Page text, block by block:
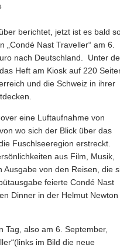
berichtet, jetzt ist es bald
„Condé Nast Traveller“ am 6.
nach Deutschland. Unter
Heft am Kiosk auf 220
und die Schweiz in ihrer
eine Luftaufnahme von
wo sich der Blick über das
Fuschlseeregion erstreckt.
aus Film, Musik,
von den Reisen, die
feierte Condé Nast
Dinner in der Helmut Newton
Tag, also am 6. September,
im Bild die neue